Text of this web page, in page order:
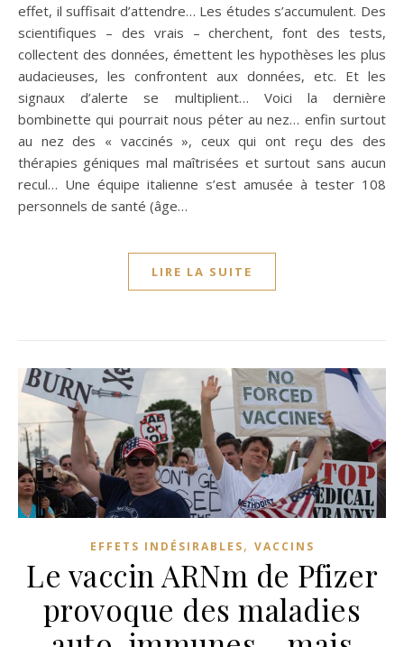
effet, il suffisait d’attendre… Les études s’accumulent. Des
scientifiques – des vrais – cherchent, font des tests,
collectent des données, émettent les hypothèses les plus
audacieuses, les confrontent aux données, etc. Et les
signaux d’alerte se multiplient… Voici la dernière
bombinette qui pourrait nous péter au nez… enfin surtout
au nez des « vaccinés », ceux qui ont reçu des des
thérapies géniques mal maîtrisées et surtout sans aucun
recul… Une équipe italienne s’est amusée à tester 108
personnels de santé (âge…
LIRE LA SUITE
EFFETS INDÉSIRABLES, VACCINS
Le vaccin ARNm de Pfizer
provoque des maladies